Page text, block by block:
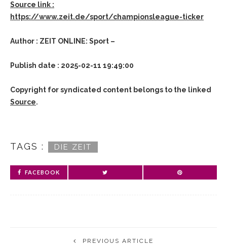
Source link :
https://www.zeit.de/sport/championsleague-ticker
Author : ZEIT ONLINE: Sport –
Publish date : 2025-02-11 19:49:00
Copyright for syndicated content belongs to the linked
Source.
TAGS : DIE ZEIT
FACEBOOK
PREVIOUS ARTICLE